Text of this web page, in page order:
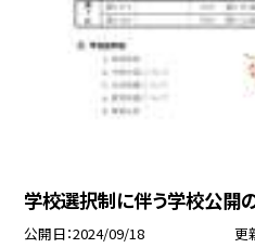
学校選択制に伴う学校公開
公開日 2024/09/18 更